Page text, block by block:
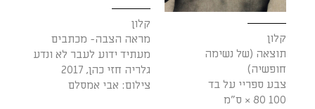
קלון
תוצאה (של נשימה
חופשיה)
צבע ספריי על בד
100 80 × ס"מ
קלון
מראה הצבה- מכתבים
מעתיד ידוע לעבר לא ונדע
גלריה חזי כהן, 2017
צילום: אבי אמסלם